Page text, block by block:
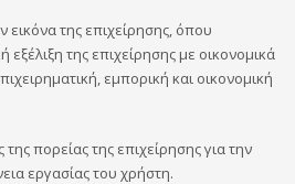
της επιχείρησης, όπου
εξέλιξη της επιχείρησης με οικονομικά
εμπορική και οικονομική
πορείας της επιχείρησης για την
εργασίας του χρήστη.